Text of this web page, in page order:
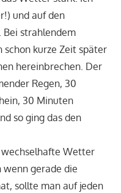
und auf den
strahlendem
schon kurze Zeit später
hereinbrechen. Der
Regen, 30
30 Minuten
so ging das den
wechselhafte Wetter
wenn gerade die
sollte man auf jeden